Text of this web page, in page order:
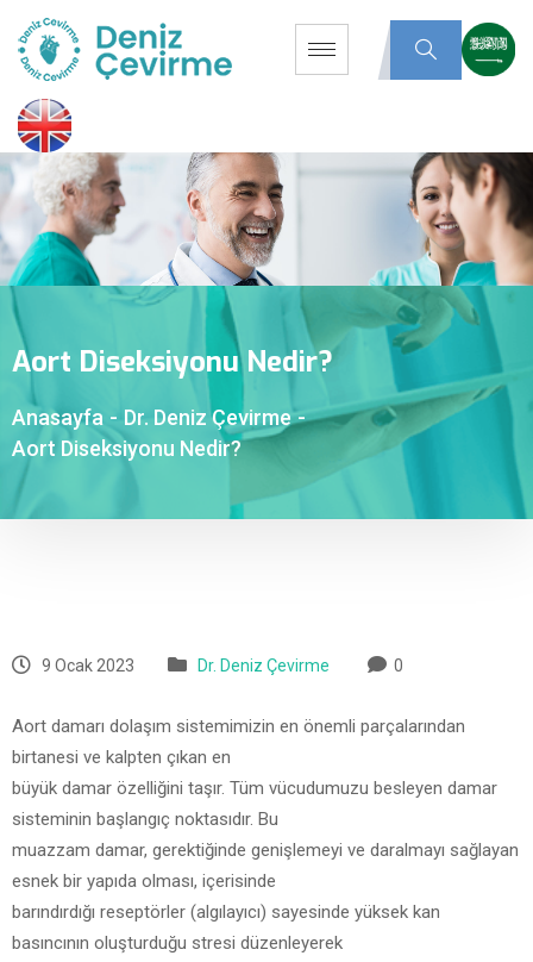
Aort Diseksiyonu Nedir?
Anasayfa - Dr. Deniz Çevirme -
Aort Diseksiyonu Nedir?
9 Ocak 2023 Dr. Deniz Çevirme 0
Aort damarı dolaşım sistemimizin en önemli parçalarından
birtanesi ve kalpten çıkan en
büyük damar özelliğini taşır. Tüm vücudumuzu besleyen damar
sisteminin başlangıç noktasıdır. Bu
muazzam damar, gerektiğinde genişlemeyi ve daralmayı sağlayan
esnek bir yapıda olması, içerisinde
barındırdığı reseptörler (algılayıcı) sayesinde yüksek kan
basıncının oluşturduğu stresi düzenleyerek